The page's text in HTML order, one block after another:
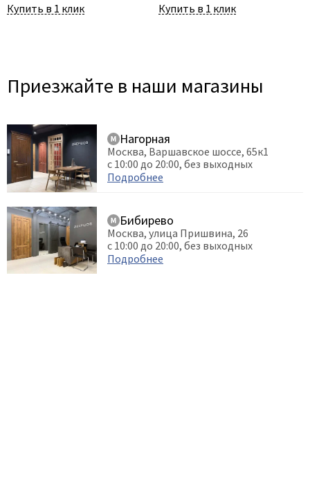
Купить в 1 клик Купить в 1 клик
Приезжайте в наши магазины
Нагорная
Москва, Варшавское шоссе, 65к1
с 10:00 до 20:00, без выходных
Подробнее
Бибирево
Москва, улица Пришвина, 26
с 10:00 до 20:00, без выходных
Подробнее